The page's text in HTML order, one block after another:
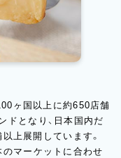
ヶ国以上に約650店舗
ドとなり、日本国内だ
上展開しています。
のマーケットに合わせ